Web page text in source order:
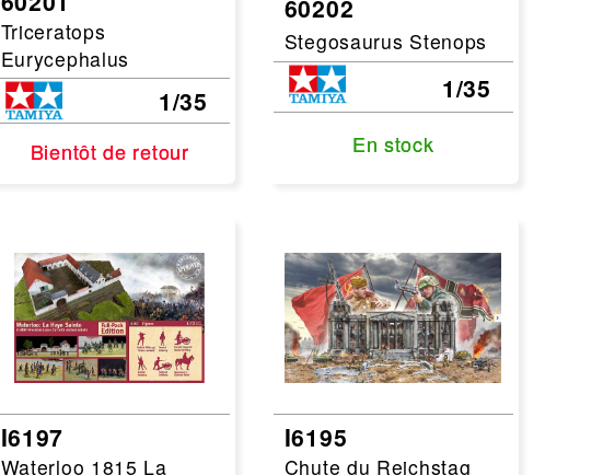
Triceratops
Eurycephalus
1/35
Bientôt de retour
Bientôt de retour
60202
Stegosaurus Stenops
1/35
En stock
En stock
I6197
Waterloo 1815 La
I6195
Chute du Reichstag